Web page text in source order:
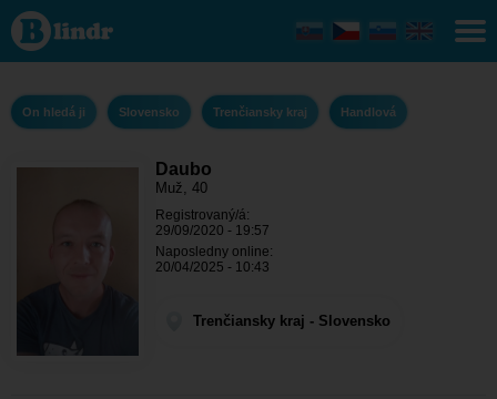
Daubo - On
hledá ji
Trenčiansky
kraj -
On hledá ji Slovensko Trenčiansky kraj Handlová
Daubo
Muž, 40
Registrovaný/á:
29/09/2020 - 19:57
Naposledny online:
20/04/2025 - 10:43
Trenčiansky kraj - Slovensko